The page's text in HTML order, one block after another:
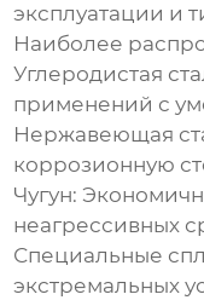
эксплуатации и
Наиболее
Углеродистая
применений с
Нержавеющая
коррозионную
Чугун:
неагрессивных
Специальные
экстремальных